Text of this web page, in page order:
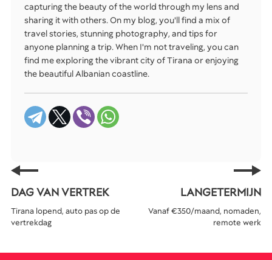
capturing the beauty of the world through my lens and
sharing it with others. On my blog, you'll find a mix of
travel stories, stunning photography, and tips for
anyone planning a trip. When I'm not traveling, you can
find me exploring the vibrant city of Tirana or enjoying
the beautiful Albanian coastline.
DAG VAN VERTREK
Tirana lopend, auto pas op de
vertrekdag
LANGETERMIJN
Vanaf €350/maand, nomaden,
remote werk